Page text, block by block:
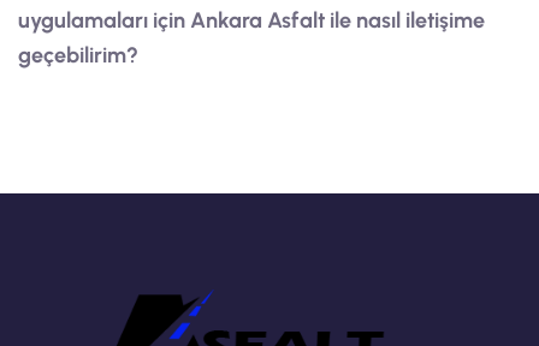
uygulamaları için Ankara Asfalt ile nasıl iletişime
geçebilirim?